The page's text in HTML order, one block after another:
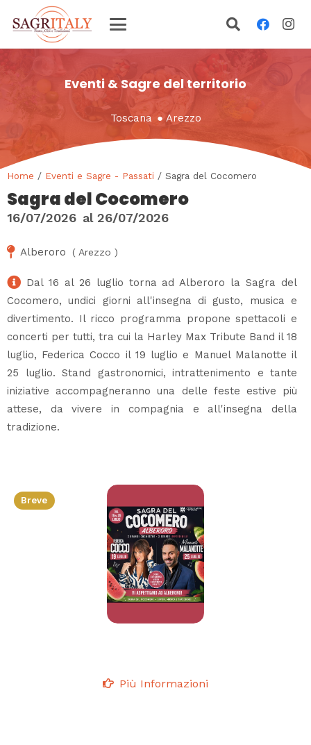
Eventi & Sagre del territorio
Toscana ● Arezzo
Home / Eventi e Sagre - Passati / Sagra del Cocomero
Sagra del Cocomero
16/07/2026 al 26/07/2026
Alberoro ( Arezzo )
Dal 16 al 26 luglio torna ad Alberoro la Sagra del
Cocomero, undici giorni all'insegna di gusto, musica e
divertimento. Il ricco programma propone spettacoli e
concerti per tutti, tra cui la Harley Max Tribute Band il 18
luglio, Federica Cocco il 19 luglio e Manuel Malanotte il
25 luglio. Stand gastronomici, intrattenimento e tante
iniziative accompagneranno una delle feste estive più
attese, da vivere in compagnia e all'insegna della
tradizione.
Breve
Più Informazioni